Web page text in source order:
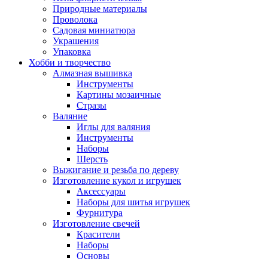
Природные материалы
Проволока
Садовая миниатюра
Украшения
Упаковка
Хобби и творчество
Алмазная вышивка
Инструменты
Картины мозаичные
Стразы
Валяние
Иглы для валяния
Инструменты
Наборы
Шерсть
Выжигание и резьба по дереву
Изготовление кукол и игрушек
Аксессуары
Наборы для шитья игрушек
Фурнитура
Изготовление свечей
Красители
Наборы
Основы